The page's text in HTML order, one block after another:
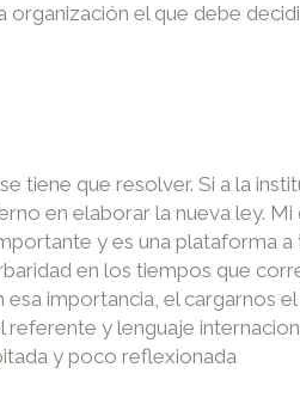
el que debe
que resolver. Si a la
en elaborar la nueva ley. Mi
y es una plataforma a
en los tiempos que
importancia, el cargarnos
y lenguaje
y poco reflexionada